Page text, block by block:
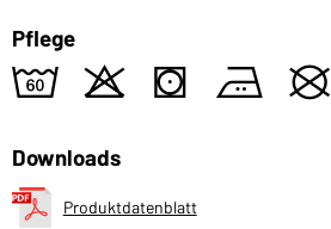
Pflege
4 o s b U
Downloads
Produktdatenblatt